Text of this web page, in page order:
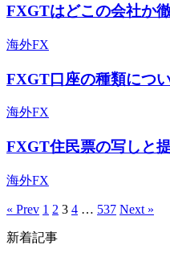
FXGTはどこの会社か
海外FX
FXGT口座の種類につ
海外FX
FXGT住民票の写しと
海外FX
« Prev 1 2 3 4 … 537 Next »
新着記事